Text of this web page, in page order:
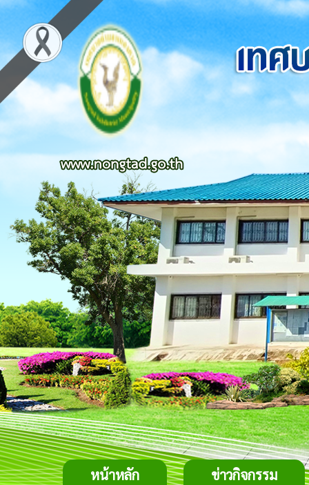
หน้าหลัก ข่าวกิจกรรม